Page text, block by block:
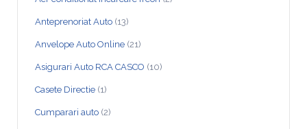
Anteprenoriat Auto (13)
Anvelope Auto Online (21)
Asigurari Auto RCA CASCO (10)
Casete Directie (1)
Cumparari auto (2)